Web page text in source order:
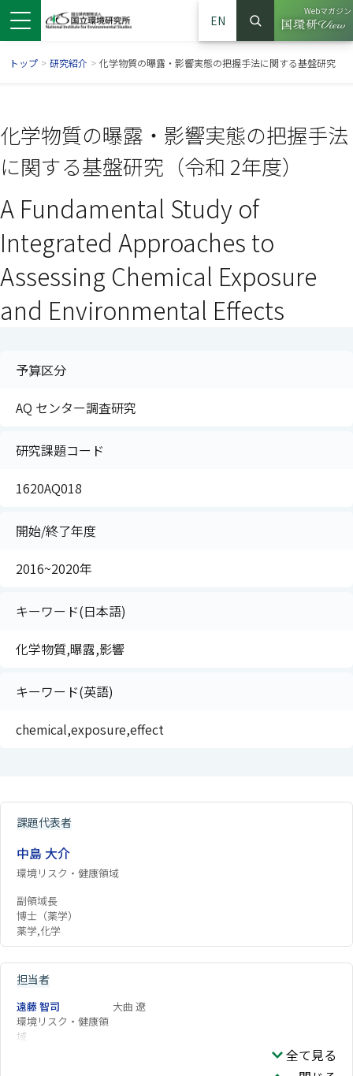
ドウで開きます）
ンドウで開きます）
ウインドウで開きます）
EN
サイト内検索
検索
Webマガジン
（別ウイ
トップ > 研究紹介 > 化学物質の曝露・影響実態の把握手法に関する基盤研究
化学物質の曝露・影響実態の把握手法
に関する基盤研究（令和 2年度）
A Fundamental Study of
Integrated Approaches to
Assessing Chemical Exposure
and Environmental Effects
予算区分
AQ センター調査研究
研究課題コード
1620AQ018
開始/終了年度
2016~2020年
キーワード(日本語)
化学物質,曝露,影響
キーワード(英語)
chemical,exposure,effect
課題代表者
中島 大介
環境リスク・健康領域
副領域長
博士（薬学）
薬学,化学
担当者
遠藤 智司
環境リスク・健康領
域
大曲 遼
全て見る